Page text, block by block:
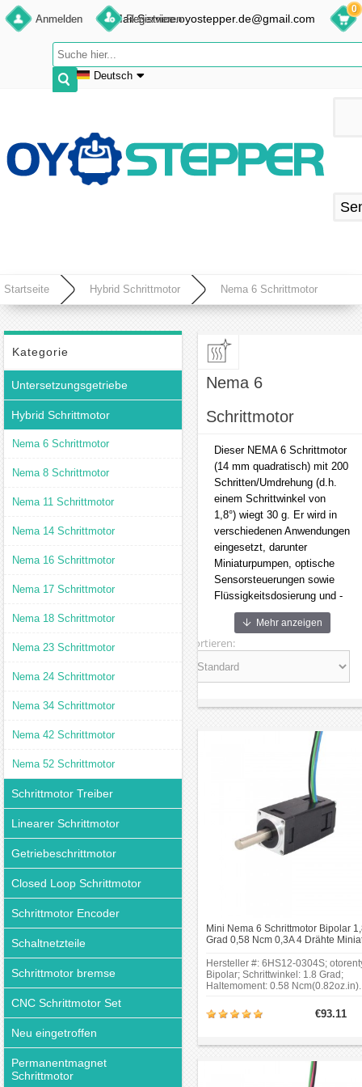
Anmelden Registrieren
Deutsch
Français
Español
E-Mail:Service.oyostepper.de@gmail.com
0
Startseite Hybrid Schrittmotor Nema 6 Schrittmotor
Kategorie
Untersetzungsgetriebe
Hybrid Schrittmotor
Nema 6 Schrittmotor
Nema 8 Schrittmotor
Nema 11 Schrittmotor
Nema 14 Schrittmotor
Nema 16 Schrittmotor
Nema 17 Schrittmotor
Nema 18 Schrittmotor
Nema 23 Schrittmotor
Nema 24 Schrittmotor
Nema 34 Schrittmotor
Nema 42 Schrittmotor
Nema 52 Schrittmotor
Schrittmotor Treiber
Linearer Schrittmotor
Getriebeschrittmotor
Closed Loop Schrittmotor
Schrittmotor Encoder
Schaltnetzteile
Schrittmotor bremse
CNC Schrittmotor Set
Neu eingetroffen
Permanentmagnet
Schrittmotor
Nema 6
Schrittmotor
Dieser NEMA 6 Schrittmotor
(14 mm quadratisch) mit 200
Schritten/Umdrehung (d.h.
einem Schrittwinkel von
1,8°) wiegt 30 g. Er wird in
verschiedenen Anwendungen
eingesetzt, darunter
Miniaturpumpen, optische
Sensorsteuerungen sowie
Flüssigkeitsdosierung und -
steuerung.
Mehr anzeigen
Sortieren:
Mini Nema 6 Schrittmotor Bipolar
Grad 0,58 Ncm 0,3A 4 Drähte
Hersteller #: 6HS12-0304S;
Bipolar; Schrittwinkel: 1.8 Grad;
Haltemoment: 0.58 Ncm(0.82oz.in).
€93.11